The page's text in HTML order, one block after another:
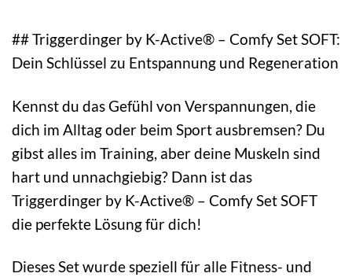
## Triggerdinger by K-Active® – Comfy Set SOFT:
Dein Schlüssel zu Entspannung und Regeneration
Kennst du das Gefühl von Verspannungen, die
dich im Alltag oder beim Sport ausbremsen? Du
gibst alles im Training, aber deine Muskeln sind
hart und unnachgiebig? Dann ist das
Triggerdinger by K-Active® – Comfy Set SOFT
die perfekte Lösung für dich!
Dieses Set wurde speziell für alle Fitness- und